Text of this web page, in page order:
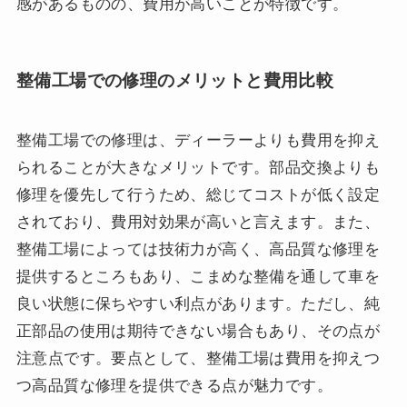
感があるものの、費用が高いことが特徴です。
整備工場での修理のメリットと費用比較
整備工場での修理は、ディーラーよりも費用を抑え
られることが大きなメリットです。部品交換よりも
修理を優先して行うため、総じてコストが低く設定
されており、費用対効果が高いと言えます。また、
整備工場によっては技術力が高く、高品質な修理を
提供するところもあり、こまめな整備を通して車を
良い状態に保ちやすい利点があります。ただし、純
正部品の使用は期待できない場合もあり、その点が
注意点です。要点として、整備工場は費用を抑えつ
つ高品質な修理を提供できる点が魅力です。